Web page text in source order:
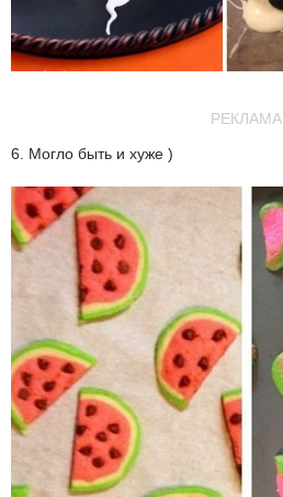
РЕКЛАМА
6. Могло быть и хуже )